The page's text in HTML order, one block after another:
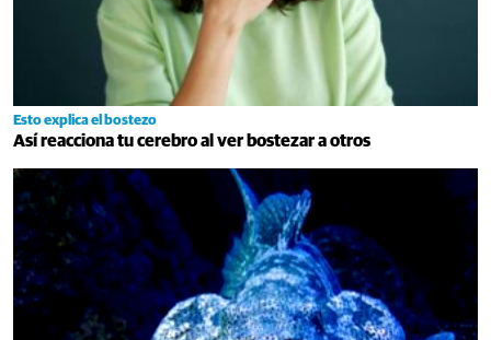
Esto explica el bostezo
Así reacciona tu cerebro al ver bostezar a otros